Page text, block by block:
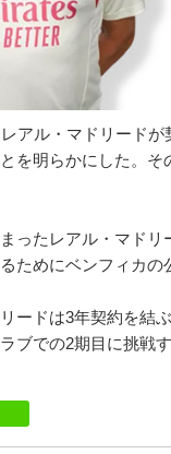
アル・マドリードが
を明らかにした。そ
ったレアル・マドリ
ためにベンフィカの
ードは3年契約を結
ブでの2期目に挑戦